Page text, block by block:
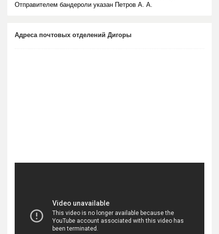
Отправителем бандероли указан Петров А. А.
Адреса почтовых отделений Дигоры